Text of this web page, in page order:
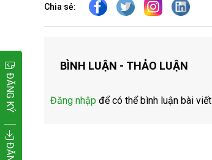
Chia sẻ:
BÌNH LUẬN - THẢO LUẬN
Đăng nhập để có thể bình luận bài viết
ĐĂNG KÝ